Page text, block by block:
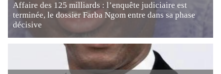
Affaire des 125 milliards : l’enquête judiciaire est
terminée, le dossier Farba Ngom entre dans sa phase
décisive